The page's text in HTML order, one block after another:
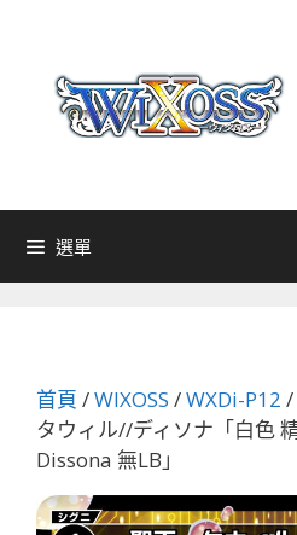
選單
首頁 /WIXOSS /WXDi-P12 /
タウィル//ディソナ「白色
Dissona 無LB」